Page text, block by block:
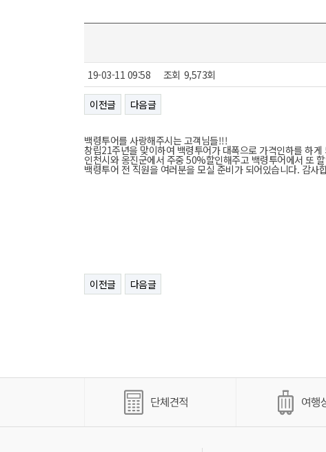
19-03-11 09:58 조회 9,573회
이전글 다음글
백령투어를 사랑해주시는 고객님들!!!
창립21주년을 맞이하여 백령투어가 대폭으로 가격인하를 하게
인천시와 옹진군에서 주중 50%할인해주고 백령투어에서 또
백령투어 전 직원을 여러분을 모실 준비가 되어있습니다. 감사
이전글 다음글